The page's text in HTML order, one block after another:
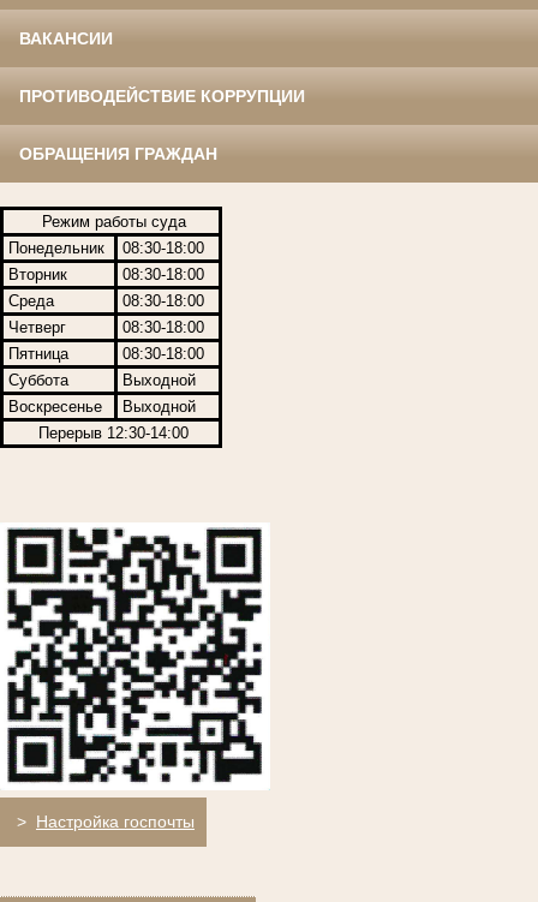
ВАКАНСИИ
ПРОТИВОДЕЙСТВИЕ КОРРУПЦИИ
ОБРАЩЕНИЯ ГРАЖДАН
Режим работы суда
Понедельник
08:30-18:00
Вторник
08:30-18:00
Среда
08:30-18:00
Четверг
08:30-18:00
Пятница
08:30-18:00
Суббота
Выходной
Воскресенье
Выходной
Перерыв 12:30-14:00
> Настройка госпочты